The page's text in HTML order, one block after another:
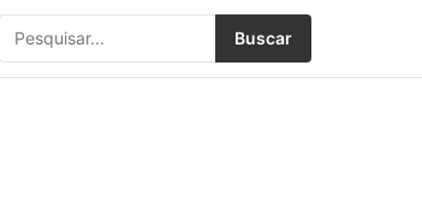
Buscar